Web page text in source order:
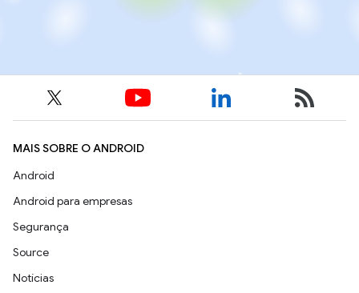
MAIS SOBRE O ANDROID
Android
Android para empresas
Segurança
Source
Notícias